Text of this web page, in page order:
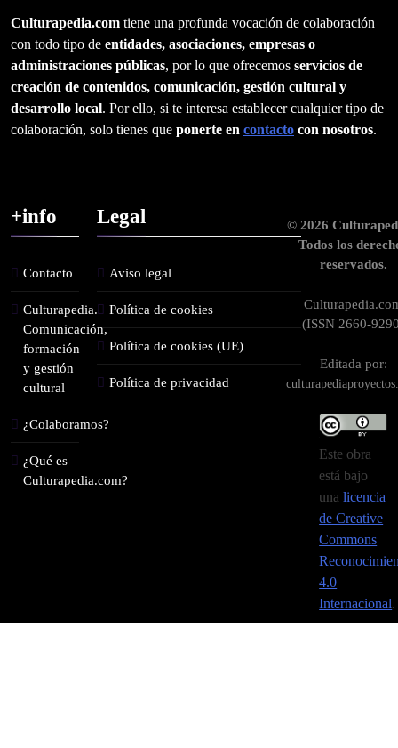
Culturapedia.com tiene una profunda vocación de colaboración
con todo tipo de entidades, asociaciones, empresas o
administraciones públicas, por lo que ofrecemos servicios de
creación de contenidos, comunicación, gestión cultural y
desarrollo local. Por ello, si te interesa establecer cualquier tipo de
colaboración, solo tienes que ponerte en contacto con nosotros.
+info
Contacto
Culturapedia.
Comunicación,
formación
y gestión
cultural
¿Colaboramos?
¿Qué es
Culturapedia.com?
Legal
Aviso legal
Política de cookies
Política de cookies (UE)
Política de privacidad
© 2026
Todos los
reservados.
(ISSN 2660-
Editada por:
Este obra
está bajo
unalicencia
de Creative
Commons
4.0
Internacional.